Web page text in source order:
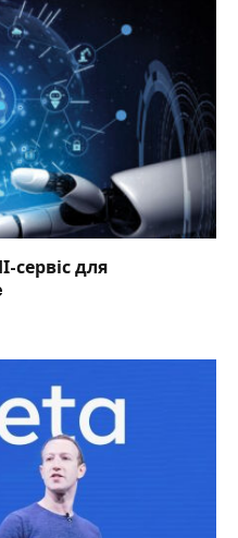
сервіс для